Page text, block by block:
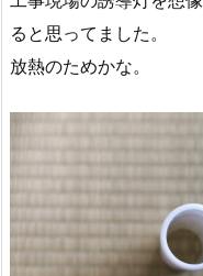
ると思ってました。
放熱のためかな。